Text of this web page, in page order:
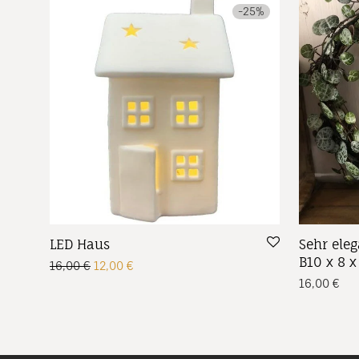
-25%
LED Haus
16,00€ Ursprünglicher Preis war: 16,00 €
12,00 €
Sehr
B10 x 8
16,00 €